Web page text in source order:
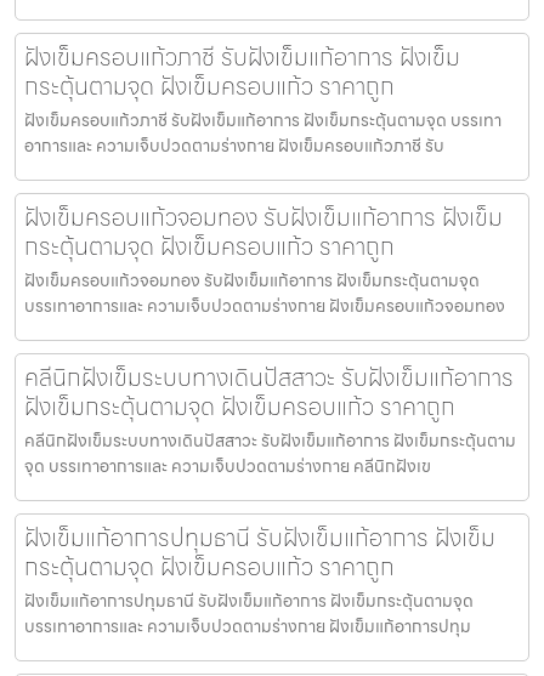
ฝังเข็มครอบแก้วภาชี รับฝังเข็มแก้อาการ ฝังเข็ม
กระตุ้นตามจุด ฝังเข็มครอบแก้ว ราคาถูก
ฝังเข็มครอบแก้วภาชี รับฝังเข็มแก้อาการ ฝังเข็มกระตุ้นตามจุด บรรเทา
อาการและ ความเจ็บปวดตามร่างกาย ฝังเข็มครอบแก้วภาชี รับ
ฝังเข็มครอบแก้วจอมทอง รับฝังเข็มแก้อาการ ฝังเข็ม
กระตุ้นตามจุด ฝังเข็มครอบแก้ว ราคาถูก
ฝังเข็มครอบแก้วจอมทอง รับฝังเข็มแก้อาการ ฝังเข็มกระตุ้นตามจุด
บรรเทาอาการและ ความเจ็บปวดตามร่างกาย ฝังเข็มครอบแก้วจอมทอง
คลีนิกฝังเข็มระบบทางเดินปัสสาวะ รับฝังเข็มแก้อาการ
ฝังเข็มกระตุ้นตามจุด ฝังเข็มครอบแก้ว ราคาถูก
คลีนิกฝังเข็มระบบทางเดินปัสสาวะ รับฝังเข็มแก้อาการ ฝังเข็มกระตุ้นตาม
จุด บรรเทาอาการและ ความเจ็บปวดตามร่างกาย คลีนิกฝังเข
ฝังเข็มแก้อาการปทุมธานี รับฝังเข็มแก้อาการ ฝังเข็ม
กระตุ้นตามจุด ฝังเข็มครอบแก้ว ราคาถูก
ฝังเข็มแก้อาการปทุมธานี รับฝังเข็มแก้อาการ ฝังเข็มกระตุ้นตามจุด
บรรเทาอาการและ ความเจ็บปวดตามร่างกาย ฝังเข็มแก้อาการปทุม